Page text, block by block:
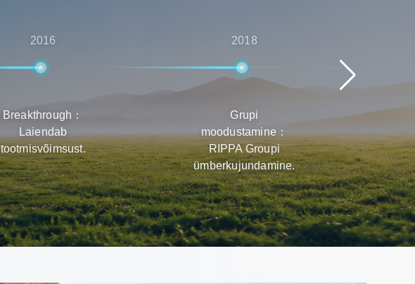
2016
Breakthrough：
Laiendab
tootmisvõimsust.
2018
Grupi
moodustamine：
RIPPA Groupi
ümberkujundamine.